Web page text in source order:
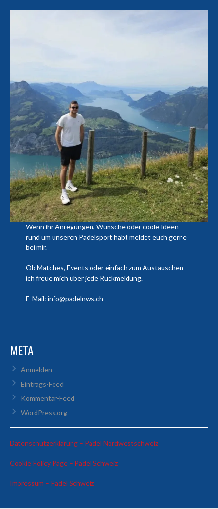
Wenn ihr Anregungen, Wünsche oder coole Ideen
rund um unseren Padelsport habt meldet euch gerne
bei mir.
Ob Matches, Events oder einfach zum Austauschen -
ich freue mich über jede Rückmeldung.
E-Mail: info@padelnws.ch
META
Anmelden
Eintrags-Feed
Kommentar-Feed
WordPress.org
Datenschutzerklärung – Padel Nordwestschweiz:
Cookie Policy Page – Padel Schweiz:
Impressum – Padel Schweiz: